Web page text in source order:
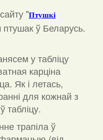
"Птушкі
ў Беларусь.
у табліцу
карціна
Як і летась,
для кожнай з
табліцу.
трапіла ў